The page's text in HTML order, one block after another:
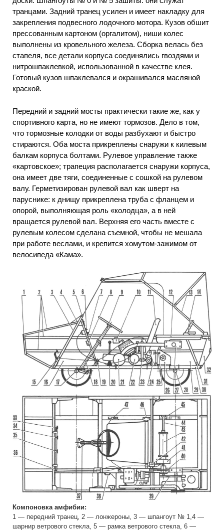
транцами. Задний транец усилен и имеет накладку для
закрепления подвесного лодочного мотора. Кузов обшит
прессованным картоном (оргалитом), ниши колес
выполнены из кровельного железа. Сборка велась без
стапеля, все детали корпуса соединялись гвоздями и
нитрошпаклевкой, использованной в качестве клея.
Готовый кузов шпаклевался и окрашивался масляной
краской.
Передний и задний мосты практически такие же, как у
спортивного карта, но не имеют тормозов. Дело в том,
что тормозные колодки от воды разбухают и быстро
стираются. Оба моста прикреплены снаружи к килевым
балкам корпуса болтами. Рулевое управление также
«картовское»; трапеция располагается снаружи корпуса,
она имеет две тяги, соединенные с сошкой на рулевом
валу. Герметизирован рулевой вал как шверт на
паруснике: к днищу прикреплена труба с фланцем и
опорой, выполняющая роль «колодца», а в ней
вращается рулевой вал. Верхняя его часть вместе с
рулевым колесом сделана съемной, чтобы не мешала
при работе веслами, и крепится хомутом-зажимом от
велосипеда «Кама».
Компоновка амфибии:
1 — передний транец, 2 — лонжероны, 3 — шпангоут № 1,4 —
шарнир ветрового стекла, 5 — рамка ветрового стекла, 6 —